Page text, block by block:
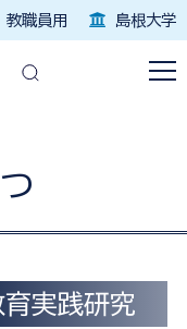
教職員用 島根大学
実践研究